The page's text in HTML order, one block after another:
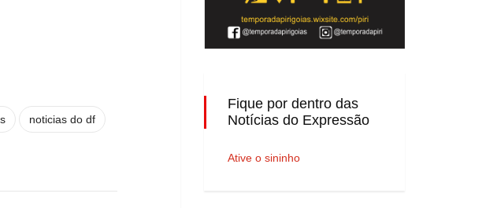
noticias do df
Fique por dentro das
Notícias do Expressão
Ative o sininho